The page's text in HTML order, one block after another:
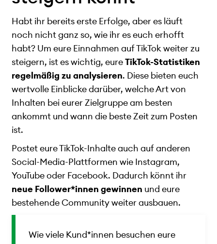
Habt ihr bereits erste Erfolge, aber es läuft
noch nicht ganz so, wie ihr es euch erhofft
habt? Um eure Einnahmen auf TikTok weiter zu
steigern, ist es wichtig, eureTikTok-Statistiken
regelmäßig zu analysieren. Diese bieten euch
wertvolle Einblicke darüber, welche Art von
Inhalten bei eurer Zielgruppe am besten
ankommt und wann die beste Zeit zum Posten
ist.
Postet eure TikTok-Inhalte auch auf anderen
Social-Media-Plattformen wie Instagram,
YouTube oder Facebook. Dadurch könnt ihr
neue Follower*innen gewinnen und eure
bestehende Community weiter ausbauen.
Wie viele Kund*innen besuchen eure